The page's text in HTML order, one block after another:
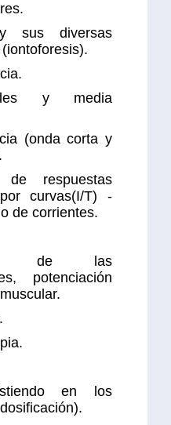
sus diversas
y media
(onda corta y
de respuestas
curvas(I/T) -
de corrientes.
de las
potenciación
en los